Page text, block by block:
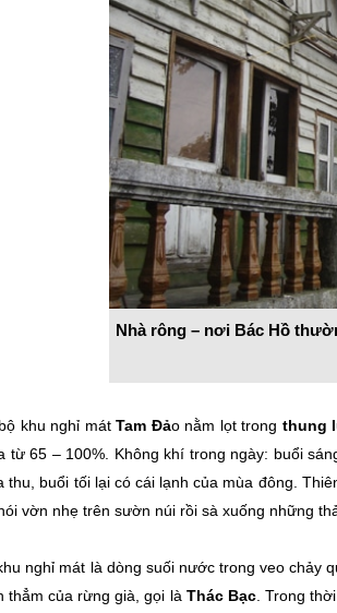
Nhà rông – nơi Bác Hồ
khu nghỉ mátTam Đảo nằm lọt trong thung
từ 65 – 100%. Không khí trong ngày: buổi
thu, buổi tối lại có cái lạnh của mùa đông.
vờn nhẹ trên sườn núi rồi sà xuống những
nghỉ mát là dòng suối nước trong veo chảy
thẳm của rừng già, gọi là Thác Bạc. Trong